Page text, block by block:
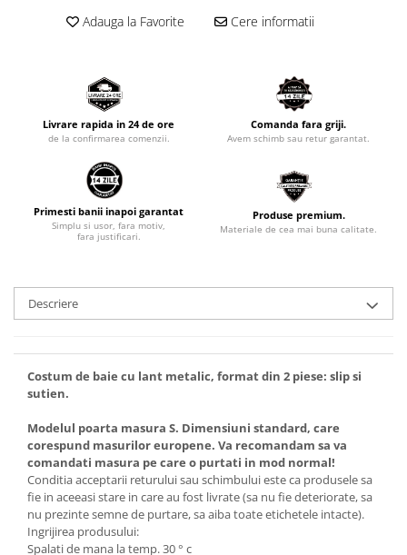
Adauga la Favorite Cere informatii
Livrare rapida in 24 de ore
de la confirmarea comenzii.
Comanda fara griji.
Avem schimb sau retur garantat.
Primesti banii inapoi garantat
Simplu si usor, fara motiv,
fara justificari.
Produse premium.
Materiale de cea mai buna calitate.
Descriere
Costum de baie cu lant metalic, format din 2 piese: slip si
sutien.
Modelul poarta masura S. Dimensiuni standard, care
corespund masurilor europene. Va recomandam sa va
comandati masura pe care o purtati in mod normal!
Conditia acceptarii returului sau schimbului este ca produsele sa
fie in aceeasi stare in care au fost livrate (sa nu fie deteriorate, sa
nu prezinte semne de purtare, sa aiba toate etichetele intacte).
Ingrijirea produsului:
Spalati de mana la temp. 30 ° c